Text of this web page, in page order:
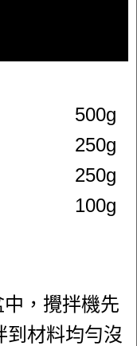
500g
250g
250g
100g
，攪拌機先
到材料均勻沒